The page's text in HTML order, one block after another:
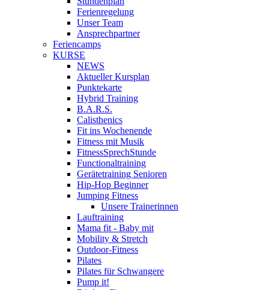
Ferienregelung
Unser Team
Ansprechpartner
Feriencamps
KURSE
NEWS
Aktueller Kursplan
Punktekarte
Hybrid Training
B.A.R.S.
Calisthenics
Fit ins Wochenende
Fitness mit Musik
FitnessSprechStunde
Functionaltraining
Gerätetraining Senioren
Hip-Hop Beginner
Jumping Fitness
Unsere Trainerinnen
Lauftraining
Mama fit - Baby mit
Mobility & Stretch
Outdoor-Fitness
Pilates
Pilates für Schwangere
Pump it!